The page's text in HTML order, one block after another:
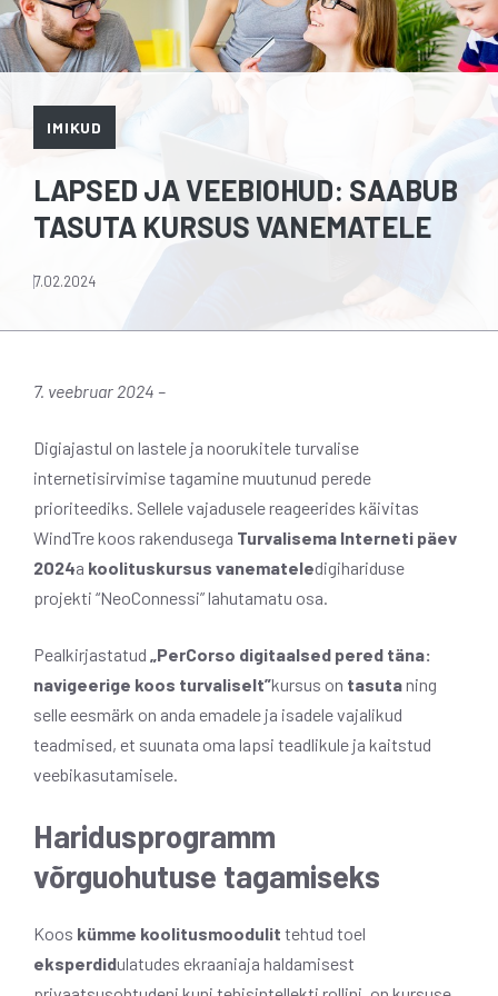
IMIKUD
LAPSED JA VEEBIOHUD: SAABUB
TASUTA KURSUS VANEMATELE
7.02.2024
7. veebruar 2024 –
Digiajastul on lastele ja noorukitele turvalise
internetisirvimise tagamine muutunud perede
prioriteediks. Sellele vajadusele reageerides käivitas
WindTre koos rakendusega Turvalisema Interneti päev
2024a koolituskursus vanemateledigihariduse
projekti “NeoConnessi” lahutamatu osa.
Pealkirjastatud „PerCorso digitaalsed pered täna:
navigeerige koos turvaliselt”kursus on tasutaning
selle eesmärk on anda emadele ja isadele vajalikud
teadmised, et suunata oma lapsi teadlikule ja kaitstud
veebikasutamisele.
Haridusprogramm
võrguohutuse tagamiseks
Koos kümme koolitusmoodulit tehtud toel
eksperdidulatudes ekraaniaja haldamisest